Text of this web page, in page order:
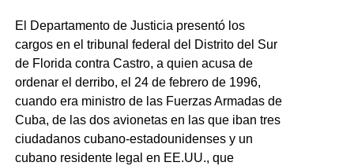
El Departamento de Justicia presentó los
cargos en el tribunal federal del Distrito del Sur
de Florida contra Castro, a quien acusa de
ordenar el derribo, el 24 de febrero de 1996,
cuando era ministro de las Fuerzas Armadas de
Cuba, de las dos avionetas en las que iban tres
ciudadanos cubano-estadounidenses y un
cubano residente legal en EE.UU., que